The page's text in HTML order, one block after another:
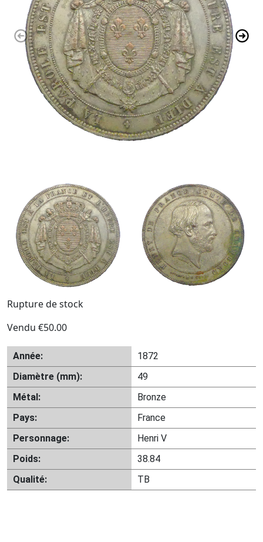
Rupture de stock
Vendu €50.00
Année:
1872
Diamètre (mm):
49
Métal:
Bronze
Pays:
France
Personnage:
Henri V
Poids:
38.84
Qualité:
TB